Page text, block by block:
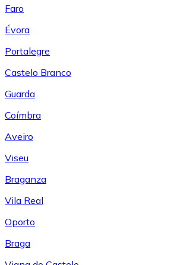
Faro
Évora
Portalegre
Castelo Branco
Guarda
Coímbra
Aveiro
Viseu
Braganza
Vila Real
Oporto
Braga